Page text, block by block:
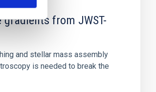
from JWST-
and stellar mass assembly
is needed to break the